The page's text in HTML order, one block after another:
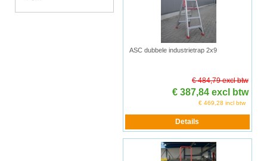
ASC dubbele industrietrap 2x9
€ 484,79 excl btw
€ 387,84 excl btw
€ 469,28 incl btw